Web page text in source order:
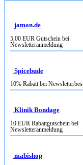
5,00 EUR Gutschein bei
Newsletteranmeldung
Spicebude
Klinik Bondage
Newsletteranmeldung
mabishop